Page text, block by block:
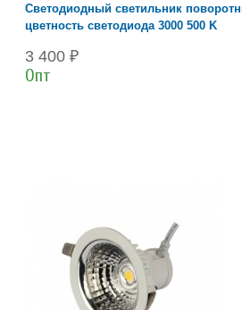
Светодиодный светильник
цветность светодиода 3000 500 K
3 400 ₽
Опт